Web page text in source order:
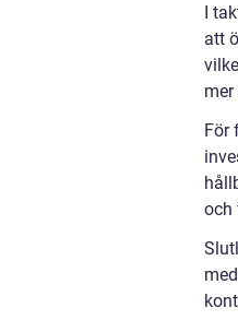
I
att
För
och